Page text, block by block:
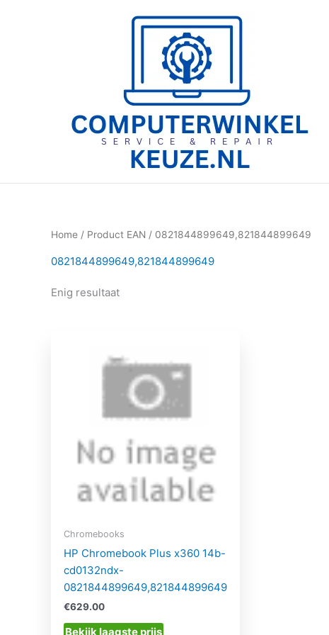
Home / Product EAN / 0821844899649,821844899649
0821844899649,821844899649
Enig resultaat
Chromebooks
HP Chromebook Plus x360 14b-
cd0132ndx-
0821844899649,821844899649
€629.00
Bekijk laagste prijs